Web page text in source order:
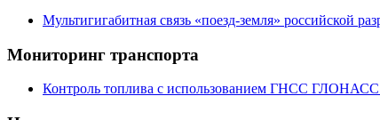
Мультигигабитная связь «поезд-земля» российской
Мониторинг транспорта
Контроль топлива с использованием ГНСС ГЛОНАСС